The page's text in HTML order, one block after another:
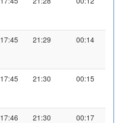
17:45 21:29 00:14
17:45 21:30 00:15
17:46 21:30 00:17